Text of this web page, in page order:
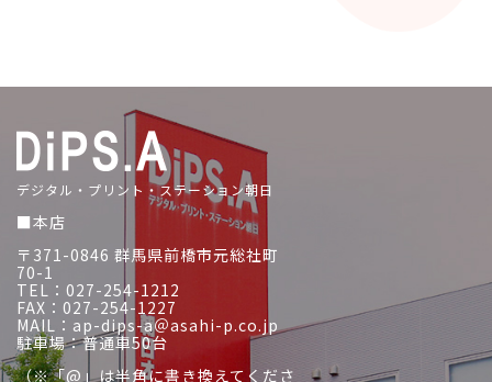
デジタル・プリント・ステーション朝日
■本店
〒371-0846 群馬県前橋市元総社町
70-1
TEL：027-254-1212
FAX：027-254-1227
MAIL：ap-dips-a＠asahi-p.co.jp
駐車場：普通車50台
（※「@」は半角に書き換えてくださ